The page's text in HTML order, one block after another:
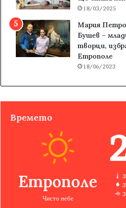
18/03/2025
Мария
Бушев –
творци,
Етрополе
18/06/2023
Времето
Етрополе
Чисто небе